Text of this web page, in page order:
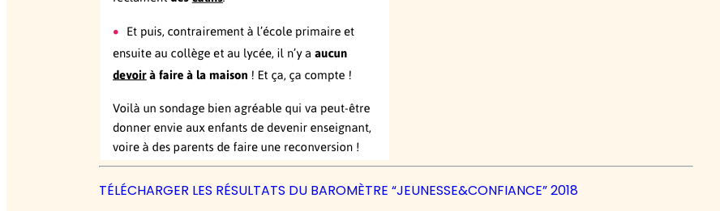
TÉLÉCHARGER LES RÉSULTATS DU BAROMÈTRE “JEUNESSE&CONFIANCE” 2018